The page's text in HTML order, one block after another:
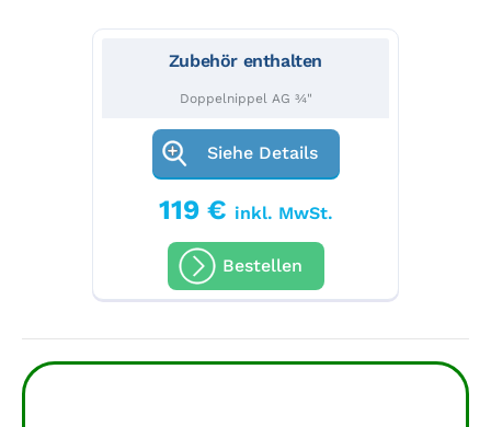
Zubehör enthalten
Doppelnippel AG ¾"
Siehe Details
119 € inkl. MwSt.
Bestellen